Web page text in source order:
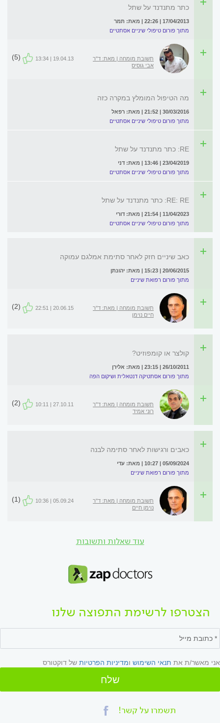
כתר מתנדנד על שתל
17/04/2013 | 22:26 | מאת: תמר
מתוך פורום טיפולי שיניים אסתטיים
תשובת מומחה | מאת: ד"ר
אבי גוסיס
19.04.13 | 13:34
(5)
מה הטיפול המומלץ במקרה כזה
30/03/2016 | 21:52 | מאת: רפאל
מתוך פורום טיפולי שיניים אסתטיים
RE: כתר מתנדנד על שתל
23/04/2019 | 13:46 | מאת: דני
מתוך פורום טיפולי שיניים אסתטיים
RE: RE: כתר מתנדנד על שתל
11/04/2023 | 21:54 | מאת: דורי
מתוך פורום טיפולי שיניים אסתטיים
כאב שיניים חזק לאחר סתימת אמלגם עמוקה
20/06/2015 | 15:23 | מאת: יהונתן
מתוך פורום רפואת שיניים
תשובת מומחה | מאת: ד"ר
חיים נוימן
20.06.15 | 22:51
(2)
קולצר או קומפוזיט?
26/10/2011 | 23:15 | מאת: אלירן
מתוך פורום אסתטיקה דנטאלית ושיקום הפה
תשובת מומחה | מאת: ד"ר
רוני אמיד
27.10.11 | 10:11
(2)
כאבים ורגישות לאחר סתימה לבנה
05/09/2024 | 10:27 | מאת: עדי
מתוך פורום רפואת שיניים
תשובת מומחה | מאת: ד"ר
נוימן חיים
05.09.24 | 10:36
(1)
עוד שאלות ותשובות
הצטרפו לרשימת התפוצה שלנו
אני מאשר/ת את תנאי השימוש ומדיניות הפרטיות של דוקטורס
שלח
תשמרו על קשר!